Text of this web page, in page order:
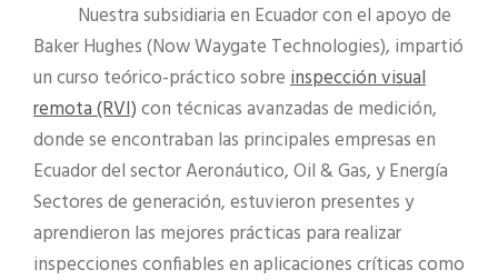
Nuestra subsidiaria en Ecuador con el apoyo de
Baker Hughes (Now Waygate Technologies), impartió
un curso teórico-práctico sobreinspección visual
remota (RVI)con técnicas avanzadas de medición,
donde se encontraban las principales empresas en
Ecuador del sector Aeronáutico, Oil & Gas, y Energía
Sectores de generación, estuvieron presentes y
aprendieron las mejores prácticas para realizar
inspecciones confiables en aplicaciones críticas como